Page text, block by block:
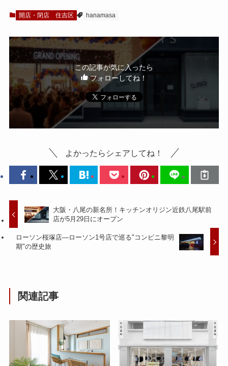
開店・閉店 住吉区 hanamasa
この記事が気に入ったら
フォローしてね！
よかったらシェアしてね！
大阪・八尾の新名所！キッチンオリジン近鉄八尾駅前
店が5月29日にオープン
ローソン桜塚店—ローソン1号店で巡る"コンビニ黎明
期"の歴史旅
関連記事